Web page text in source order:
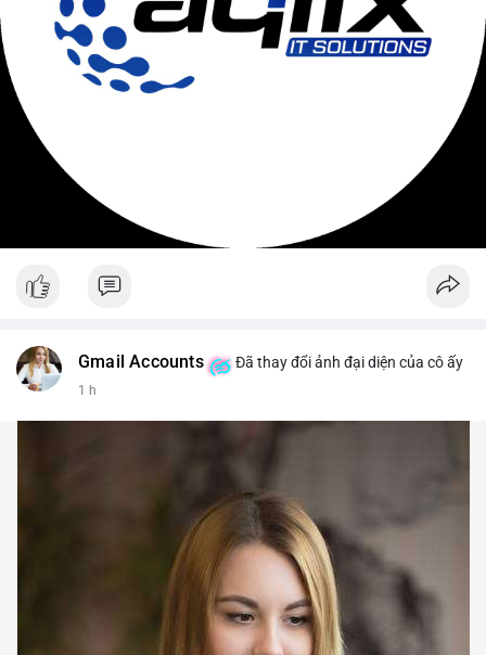
Gmail Accounts Đã thay đổi ảnh đại diện của cô ấy
1 h